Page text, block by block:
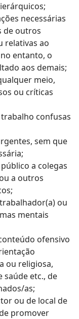
necessárias
de outros
relativas ao
entanto, o
aos demais;
meio,
ou críticas
confusas
sem que
a colegas
a outros
ou
mentais
ofensivo
ou religiosa,
saúde etc., de
as;
ou de local de
promover